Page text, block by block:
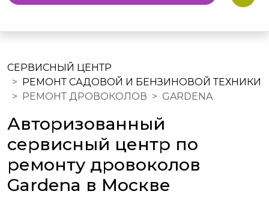
СЕРВИСНЫЙ ЦЕНТР
РЕМОНТ САДОВОЙ И БЕНЗИНОВОЙ ТЕХНИКИ
РЕМОНТ ДРОВОКОЛОВ
GARDENA
Авторизованный
сервисный центр по
ремонту дровоколов
Gardena в Москве